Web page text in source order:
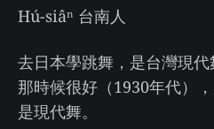
Hú-siâⁿ 台南人
去日本學跳舞，是台灣現
那時候很好（1930年代）
是現代舞。